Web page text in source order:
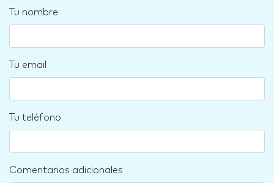
Tu nombre
Tu email
Tu teléfono
Comentarios adicionales